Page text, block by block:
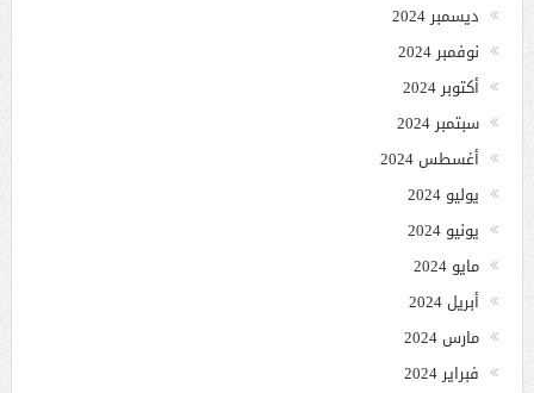
ديسمبر 2024
نوفمبر 2024
أكتوبر 2024
سبتمبر 2024
أغسطس 2024
يوليو 2024
يونيو 2024
مايو 2024
أبريل 2024
مارس 2024
فبراير 2024